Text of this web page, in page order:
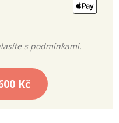
s podmínkami.
Kč